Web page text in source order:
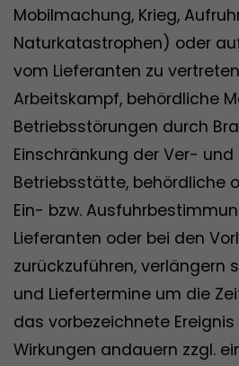
Mobilmachung, Krieg,
Naturkatastrophen) oder
vom Lieferanten zu
Arbeitskampf, behördliche
Betriebsstörungen durch
Einschränkung der Ver-
Betriebsstätte, behördliche
Ein- bzw.
Lieferanten oder bei den
zurückzuführen, verlängern
und Liefertermine um die
das vorbezeichnete
Wirkungen andauern zzgl.